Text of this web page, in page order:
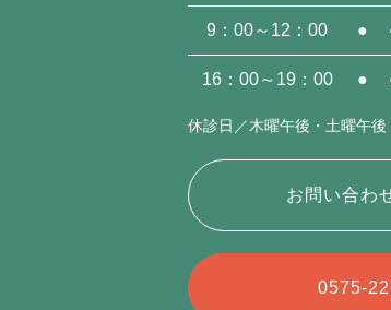
9：00～12：00 ●
16：00～19：00 ●
休診日／木曜午後・土曜午後
お問い合わ
0575-